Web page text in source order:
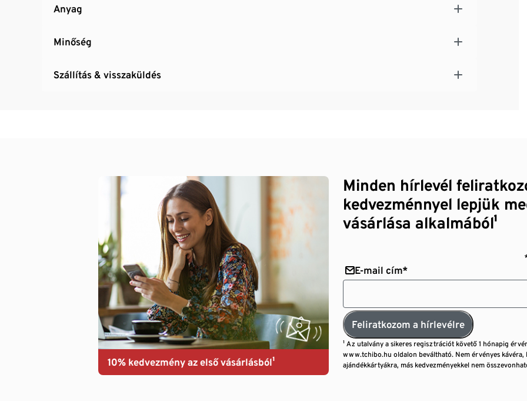
Anyag
Minőség
Szállítás & visszaküldés
10% kedvezmény az első vásárlásból¹
Minden hírlevél
kedvezménnyel lepjük
vásárlása alkalmából¹
E-mail cím*
Feliratkozom a hírlevélre
¹ Az utalvány a sikeres regisztrációt követő 1 hónapig
www.tchibo.hu oldalon beváltható. Nem érvényes kávéra,
ajándékkártyákra, más kedvezményekkel nem